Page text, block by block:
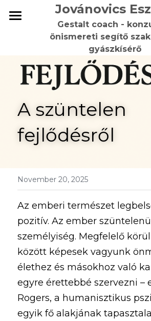
Jovánovics
Gestalt coach -
önismereti segítő
gyászkísérő
Home
Veszteség és gyász
Gestalt
Rólam
Kapcsolat
A szüntelen
fejlődésről
November 20, 2025
Az emberi természet
pozitív. Az ember
személyiség. Megfelelő
között képesek vagyunk
élethez és másokhoz való
egyre érettebbé szervezni –
Rogers, a humanisztikus
egyik fő alakjának